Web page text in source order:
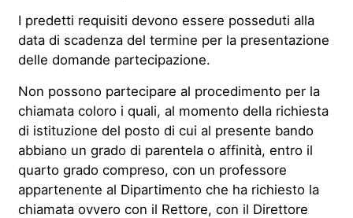
I predetti requisiti devono essere posseduti alla
data di scadenza del termine per la presentazione
delle domande partecipazione.
Non possono partecipare al procedimento per la
chiamata coloro i quali, al momento della richiesta
di istituzione del posto di cui al presente bando
abbiano un grado di parentela o affinità, entro il
quarto grado compreso, con un professore
appartenente al Dipartimento che ha richiesto la
chiamata ovvero con il Rettore, con il Direttore